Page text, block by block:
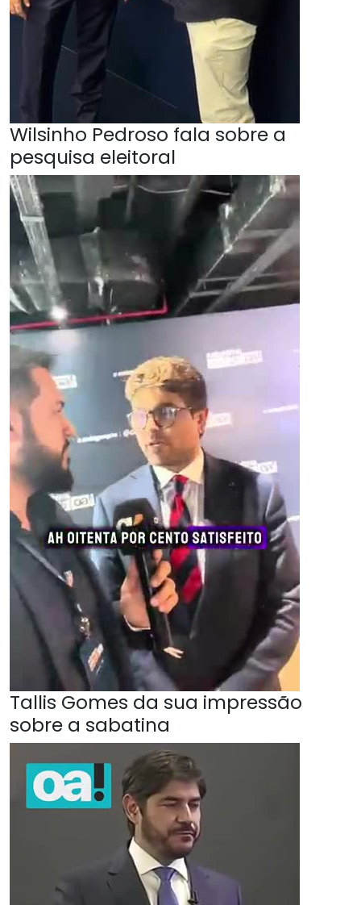
Wilsinho Pedroso fala sobre a
pesquisa eleitoral
Tallis Gomes da sua impressão
sobre a sabatina